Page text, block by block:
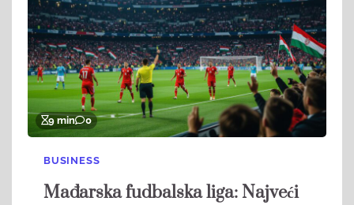
9 min 0
BUSINESS
Mađarska fudbalska liga: Najveći